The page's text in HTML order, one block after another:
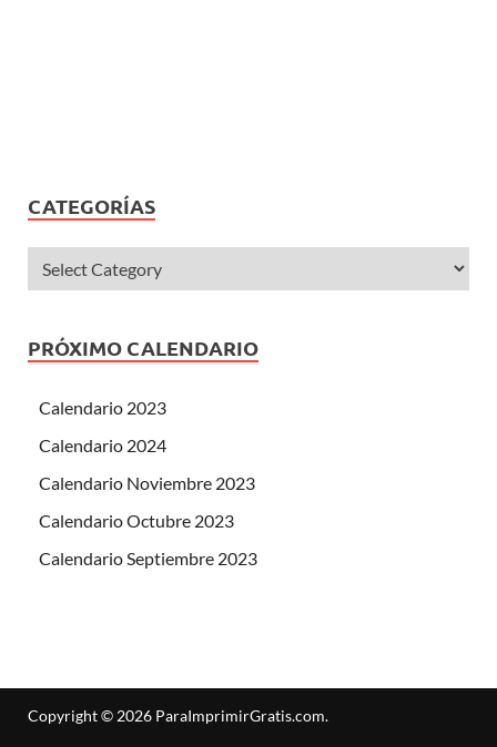
CATEGORÍAS
PRÓXIMO CALENDARIO
Calendario 2023
Calendario 2024
Calendario Noviembre 2023
Calendario Octubre 2023
Calendario Septiembre 2023
Copyright © 2026 ParaImprimirGratis.com.